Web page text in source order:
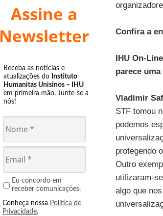
Assine a
Newsletter
Receba as notícias e
atualizações do Instituto
Humanitas Unisinos – IHU
em primeira mão. Junte-se a
nós!
Eu concordo em
receber comunicações.
Conheça nossa Política de
Privacidade.
Confira a
IHU On-
parece
Vladimir
STF tomou
podemos
protegendo
Outro
utilizaram-
algo que